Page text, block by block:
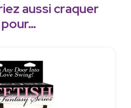
aussi craquer
pour…